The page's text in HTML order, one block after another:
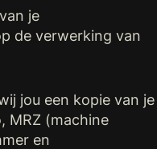
je
de verwerking van
jou een kopie van je
MRZ (machine
en